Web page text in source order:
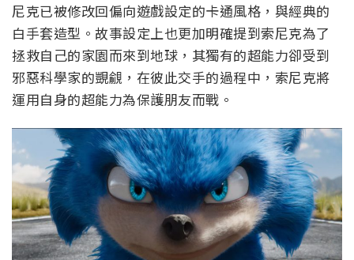
尼克已被修改回偏向遊戲設定的卡通風格，與經典的
白手套造型。故事設定上也更加明確提到索尼克為了
拯救自己的家園而來到地球，其獨有的超能力卻受到
邪惡科學家的覬覦，在彼此交手的過程中，索尼克將
運用自身的超能力為保護朋友而戰。